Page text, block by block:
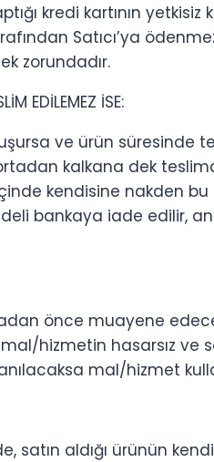
kredi kartının
Satıcı’ya
zorundadır.
EDİLEMEZ İSE:
ve ürün süresinde
kalkana dek
kendisine nakden
bankaya iade edilir,
önce muayene
hizmetin hasarsız
mal/hizmet
satın aldığı ürünün